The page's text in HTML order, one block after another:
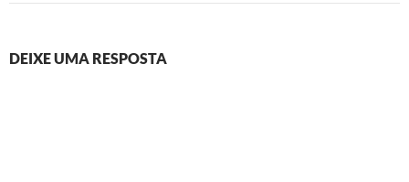
DEIXE UMA RESPOSTA